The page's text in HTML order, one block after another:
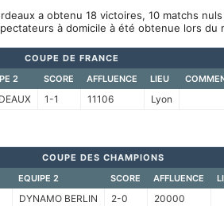
a obtenu 18 victoires, 10 matchs
à domicile à été obtenue lors
COUPE DE FRANCE
2 SCORE AFFLUENCE LIEU
1-1 11106 Lyon
COUPE DES CHAMPIONS
EQUIPE 2 SCORE AFFLUENCE
DYNAMO BERLIN 2-0 20000